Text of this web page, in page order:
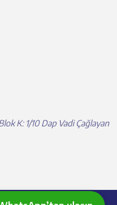
K: 1/10 Dap Vadi Çağlayan